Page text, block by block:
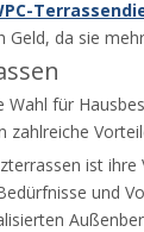
Geld, da sie
Wahl für
zahlreiche
ist
und